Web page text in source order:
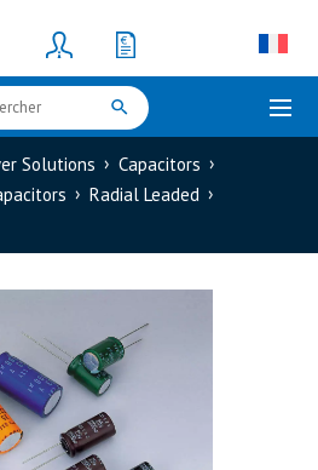
Solutions
Capacitors
Radial Leaded